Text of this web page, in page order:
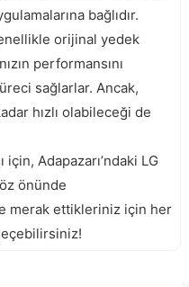
bağlıdır.
orijinal yedek
performansını
sağlarlar. Ancak,
hızlı olabileceği de
için, Adapazarı’ndaki LG
önünde
merak ettikleriniz için her